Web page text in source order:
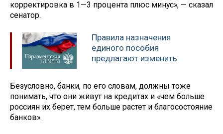
корректировка в 1—3 процента плюс минус», — сказал
сенатор.
Правила назначения
единого пособия
предлагают изменить
Безусловно, банки, по его словам, должны тоже
понимать, что они живут на кредитах и «чем больше
россиян их берет, тем больше растет и благосостояние
банков».